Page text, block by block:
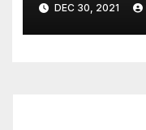
DEC 30, 2021